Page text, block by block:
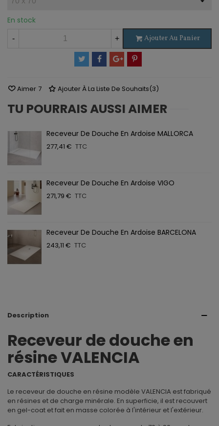
En stock
- + Ajouter Au Panier
Aimer 7 Ajouter À La Liste De Souhaits(3)
TU POURRAIS AUSSI AIMER
Receveur De Douche En Ardoise MALLORCA
277,41 € TTC
Receveur De Douche En Ardoise VIGO
271,79 € TTC
Receveur De Douche En Ardoise BARCELONA
243,11 € TTC
Description
Receveur de douche en
résine VALENCIA
CARACTÉRISTIQUES
Le receveur de douche en résine modèle VALENCIA est fabriqué
en résines et de charge minérale. En superficie, il est recouvert
en gel-coat et fait en masse colorée à l'intérieur et l'extérieur.